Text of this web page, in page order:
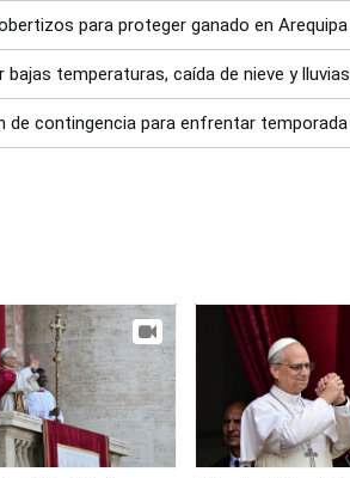
para proteger ganado en Arequipa
temperaturas, caída de nieve y lluvias
de contingencia para enfrentar temporada